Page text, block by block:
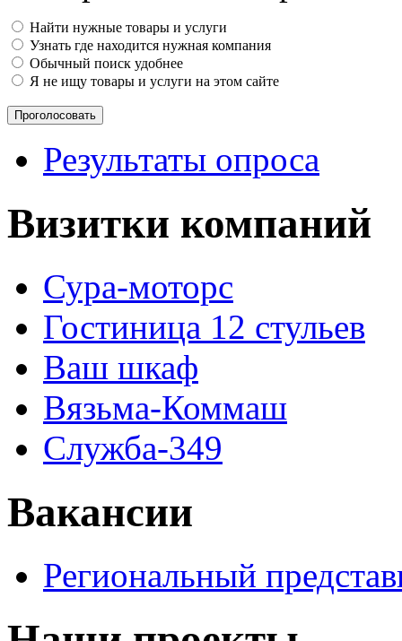
Найти нужные товары и услуги
Узнать где находится нужная компания
Обычный поиск удобнее
Я не ищу товары и услуги на этом сайте
Результаты опроса
Визитки компаний
Сура-моторс
Гостиница 12 стульев
Ваш шкаф
Вязьма-Коммаш
Служба-349
Вакансии
Региональный